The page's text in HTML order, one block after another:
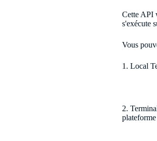
Cette API
s'exécute
Vous
1. Local
2.